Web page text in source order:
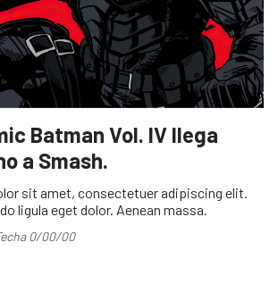
Batman Vol. IV llega
a Smash.
sit amet, consectetuer adipiscing elit.
ligula eget dolor. Aenean massa.
0/00/00